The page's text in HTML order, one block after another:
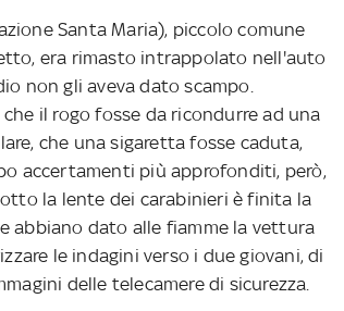
Santa Maria), piccolo comune
era rimasto intrappolato nell'auto
non gli aveva dato scampo.
il rogo fosse da ricondurre ad una
che una sigaretta fosse caduta,
accertamenti più approfonditi, però,
la lente dei carabinieri è finita la
abbiano dato alle fiamme la vettura
le indagini verso i due giovani, di
delle telecamere di sicurezza.